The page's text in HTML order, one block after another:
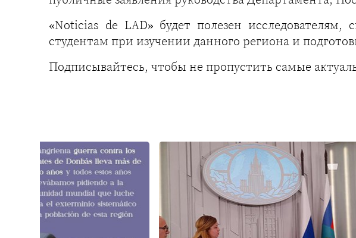
«Noticias de LAD» будет полезен
студентам при изучении данного региона и
Подписывайтесь, чтобы не пропустить самые